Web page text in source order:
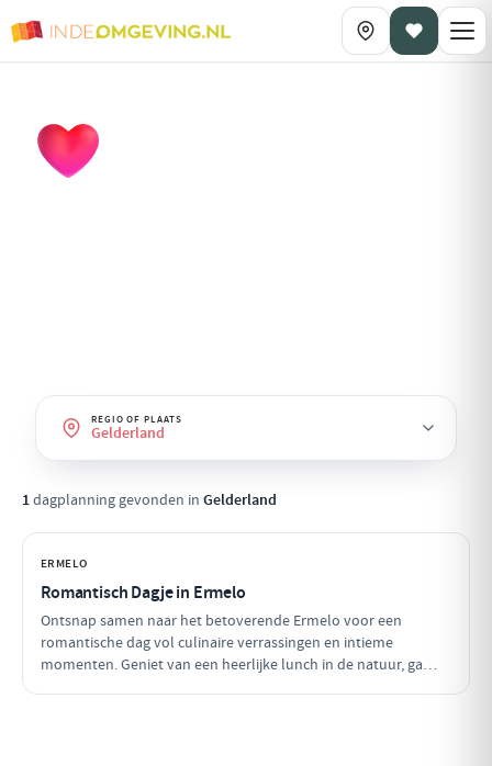
REGIO OF PLAATS
Gelderland
1dagplanning gevonden in Gelderland
ERMELO
Romantisch Dagje in Ermelo
Ontsnap samen naar het betoverende Ermelo voor een
romantische dag vol culinaire verrassingen en intieme
momenten. Geniet van een heerlijke lunch in de natuur, ga